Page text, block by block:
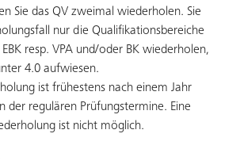
Sie das QV zweimal wiederholen. Sie
nur die Qualifikationsbereiche
resp. VPA und/oder BK wiederholen,
4.0 aufwiesen.
ist frühestens nach einem Jahr
der regulären Prüfungstermine. Eine
ist nicht möglich.